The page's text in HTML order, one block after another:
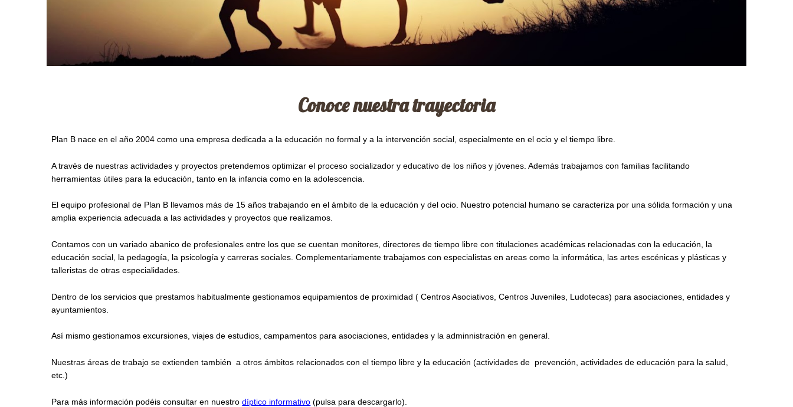
Conoce nuestra trayectoria
Plan B nace en el año 2004 como una empresa dedicada a la educación no formal y a la intervención social, especialmente en el ocio y el tiempo libre.
A través de nuestras actividades y proyectos pretendemos optimizar el proceso socializador y educativo de los niños y jóvenes. Además trabajamos con familias facilitando
herramientas útiles para la educación, tanto en la infancia como en la adolescencia.
El equipo profesional de Plan B llevamos más de 15 años trabajando en el ámbito de la educación y del ocio. Nuestro potencial humano se caracteriza por una sólida formación y una
amplia experiencia adecuada a las actividades y proyectos que realizamos.
Contamos con un variado abanico de profesionales entre los que se cuentan monitores, directores de tiempo libre con titulaciones académicas relacionadas con la educación, la
educación social, la pedagogía, la psicología y carreras sociales. Complementariamente trabajamos con especialistas en areas como la informática, las artes escénicas y plásticas y
talleristas de otras especialidades.
Dentro de los servicios que prestamos habitualmente gestionamos equipamientos de proximidad ( Centros Asociativos, Centros Juveniles, Ludotecas) para asociaciones, entidades y
ayuntamientos.
Así mismo gestionamos excursiones, viajes de estudios, campamentos para asociaciones, entidades y la adminnistración en general.
Nuestras áreas de trabajo se extienden también a otros ámbitos relacionados con el tiempo libre y la educación (actividades de prevención, actividades de educación para la salud,
etc.)
Para más información podéis consultar en nuestrodíptico informativo (pulsa para descargarlo).